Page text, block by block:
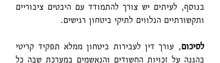
בנוסף, לעיתים יש צורך להתמודד עם היבטים ציבוריים
ותקשורתיים הנלווים לתיקי ביטחון רגישים.
לסיכום, עורך דין לעבירות ביטחון ממלא תפקיד קריטי
בהגנה על זכויות החשודים והנאשמים במערכת שבה כל